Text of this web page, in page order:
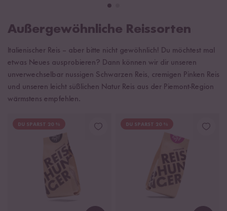
Außergewöhnliche Reissorten
Italienischer Reis – aber bitte nicht gewöhnlich! Du möchtest mal
etwas Neues ausprobieren? Dann können wir dir unseren
unverwechselbar nussigen Schwarzen Reis, cremigen Pinken Reis
und unseren leicht süßlichen Natur Reis aus der Piemont-Region
wärmstens empfehlen.
DU SPARST 20 % DU SPARST 20 %